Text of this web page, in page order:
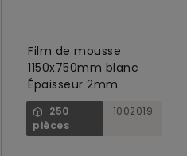
Film de mousse
1150x750mm blanc
Épaisseur 2mm
250
pièces
1002019